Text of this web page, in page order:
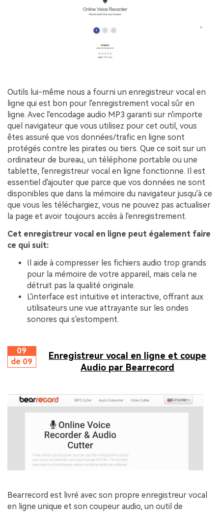
Outils lui-même nous a fourni un enregistreur vocal en
ligne qui est bon pour l'enregistrement vocal sûr en
ligne. Avec l'encodage audio MP3 garanti sur n'importe
quel navigateur que vous utilisez pour cet outil, vous
êtes assuré que vos données/trafic en ligne sont
protégés contre les pirates ou tiers. Que ce soit sur un
ordinateur de bureau, un téléphone portable ou une
tablette, l'enregistreur vocal en ligne fonctionne. Il est
essentiel d'ajouter que parce que vos données ne sont
disponibles que dans la mémoire du navigateur jusqu'à ce
que vous les téléchargiez, vous ne pouvez pas actualiser
la page et avoir toujours accès à l'enregistrement.
Cet enregistreur vocal en ligne peut également faire
ce qui suit:
Il aide à compresser les fichiers audio trop grands
pour la mémoire de votre appareil, mais cela ne
détruit pas la qualité originale.
L'interface est intuitive et interactive, offrant aux
utilisateurs une vue attrayante sur les ondes
sonores qui s'estompent.
09
de 09
Enregistreur vocal en ligne et coupe
Audio par Bearrecord
Bearrecord est livré avec son propre enregistreur vocal
en ligne unique et son coupeur audio, un outil de